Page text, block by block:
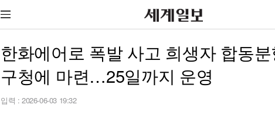
한화에어로 폭발 사고 희생자 합동
구청에 마련…25일까지 운영
입력 : 2026-06-03 19:32